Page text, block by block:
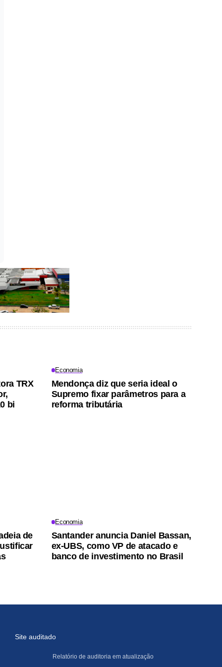
TRX
bi
Economia
Mendonça diz que seria ideal o
Supremo fixar parâmetros para a
reforma tributária
de
Economia
Santander anuncia Daniel Bassan,
ex-UBS, como VP de atacado e
banco de investimento no Brasil
Site auditado
Relatório de auditoria em atualização